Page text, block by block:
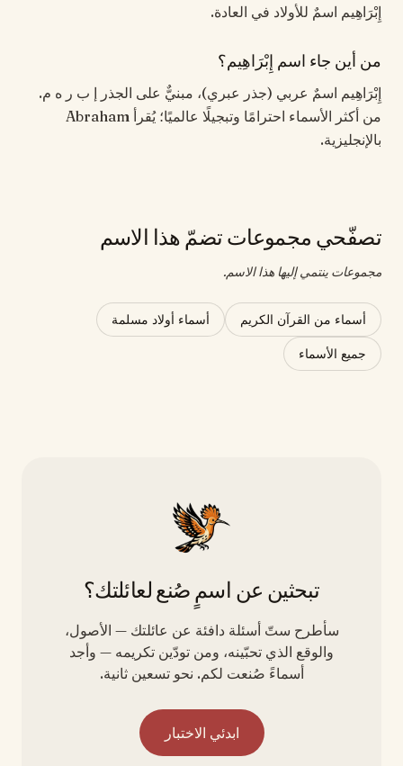
إِبْرَاهِيم اسمٌ للأولاد في العادة.
من أين جاء اسم إِبْرَاهِيم؟
إِبْرَاهِيم اسمٌ عربي (جذر عبري)، مبنيٌّ على الجذر إ ب ر ه م.
من أكثر الأسماء احترامًا وتبجيلًا عالميًا؛ يُقرأ Abraham
بالإنجليزية.
تصفّحي مجموعات تضمّ هذا الاسم
مجموعات ينتمي إليها هذا الاسم.
أسماء من القرآن الكريم أسماء أولاد مسلمة
جميع الأسماء
تبحثين عن اسمٍ صُنع لعائلتك؟
سأطرح ستّ أسئلة دافئة عن عائلتك — الأصول،
والوقع الذي تحبّينه، ومن تودّين تكريمه — وأجد
أسماءً صُنعت لكم. نحو تسعين ثانية.
ابدئي الاختبار